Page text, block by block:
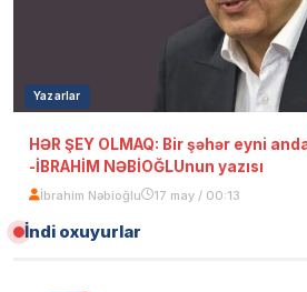
Yazarlar
HƏR ŞEY OLMAQ: Bir şəhər eyni anda hər şey ola bilərmi?
-İBRAHİM NƏBİOĞLUnun yazısı
İbrahim Nəbioğlu 17 may / 00:13
İndi oxuyurlar